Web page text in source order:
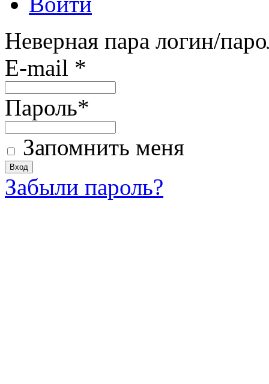
Неверная пара логин/
E-mail *
Пароль*
Запомнить меня
Забыли пароль?